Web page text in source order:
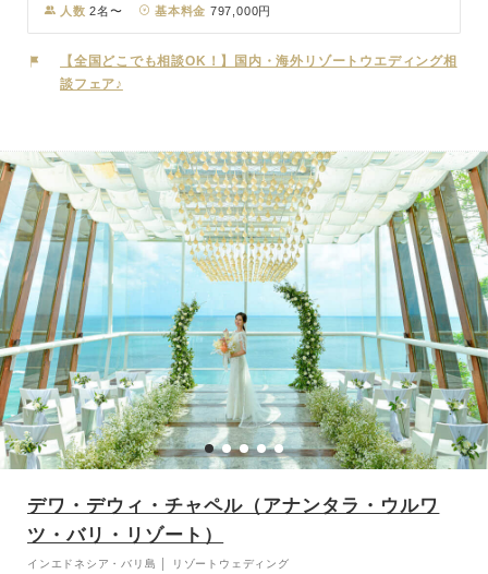
亜のオーシャンビューチャペル「ワイワハチャペル」が結婚式の舞
台。大理石など高級な建材を使用して建てられた高級感溢れるチャペ
ルで、目の前に180度のオーシャンフロントが広がる絶景はバリ島ウ
ェディングの醍醐味！2名体制のカメラマンがお二人の大切な瞬間を
人数 2名〜 基本料金 797,000円
【全国どこでも相談OK！】国内・海外リゾートウエディング相
談フェア♪
デワ・デウィ・チャペル（アナンタラ・ウルワ
ツ・バリ・リゾート）
インエドネシア・バリ島 │ リゾートウェディング